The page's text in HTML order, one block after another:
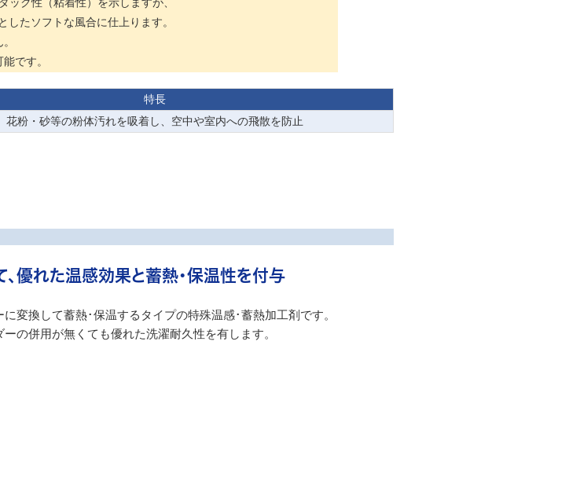
ック性（粘着性）を示しますが、
たソフトな風合に仕上ります。
です。
特長
花粉・砂等の粉体汚れを吸着し、空中や室内への飛散を防止
優れた温感効果と蓄熱・保温性を付与
変換して蓄熱･保温するタイプの特殊温感･蓄熱加工剤です。
の併用が無くても優れた洗濯耐久性を有します。